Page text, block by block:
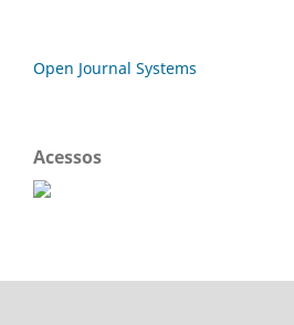
Open Journal Systems
Acessos